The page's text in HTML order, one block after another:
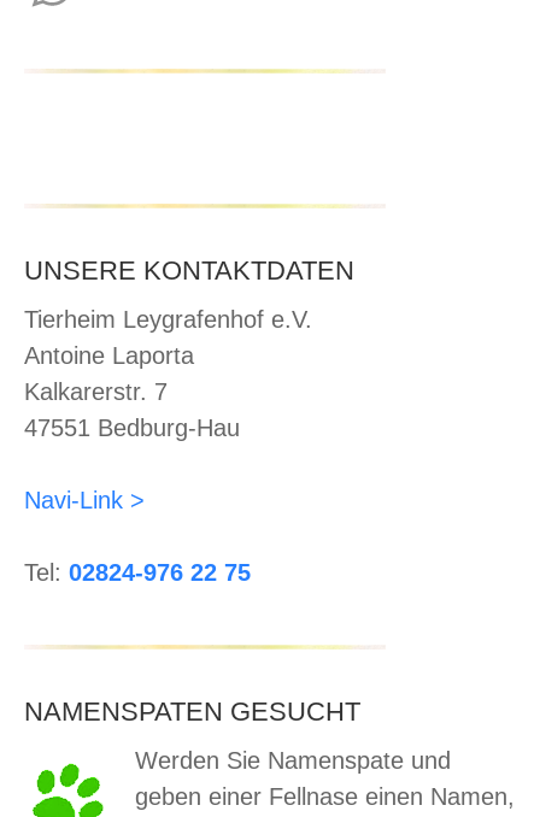
UNSERE KONTAKTDATEN
Tierheim Leygrafenhof e.V.
Antoine Laporta
Kalkarerstr. 7
47551 Bedburg-Hau
Navi-Link >
Tel: 02824-976 22 75
NAMENSPATEN GESUCHT
Werden Sie Namenspate und
geben einer Fellnase einen Namen,